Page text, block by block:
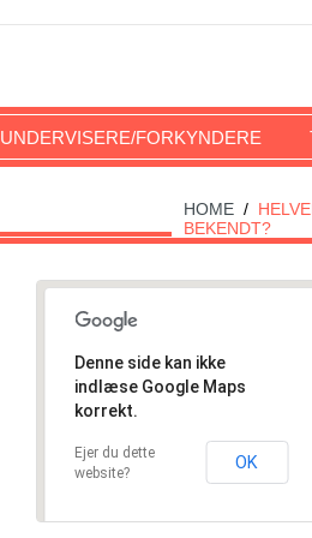
UNDERVISERE/FORKYNDERE
HOME /
BEKENDT?
Denne side kan ikke
indlæse Google Maps
korrekt.
Ejer du dette
website?
OK